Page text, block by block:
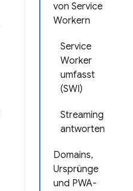
von Service
Workern
Service
Worker
umfasst
(SWI)
Streaming
antworten
Domains,
Ursprünge
und PWA-